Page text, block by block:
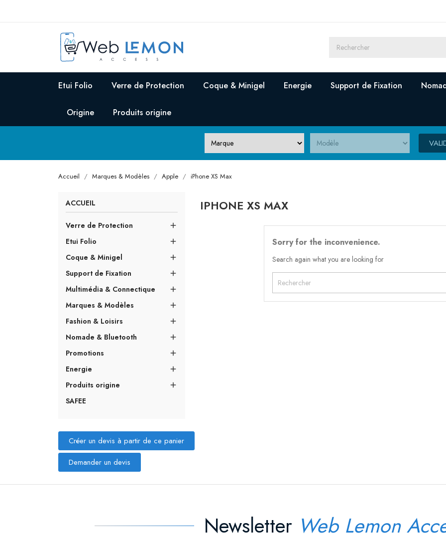
Etui Folio Verre de Protection Coque & Minigel Energie Support de Fixation
Origine Produits origine
Accueil Marques & Modèles Apple iPhone XS Max
ACCUEIL
Verre de Protection 
Etui Folio 
Coque & Minigel 
Support de Fixation 
Multimédia & Connectique 
Marques & Modèles 
Fashion & Loisirs 
Nomade & Bluetooth 
Promotions 
Energie 
Produits origine 
SAFEE
Créer un devis à partir de ce panier
Demander un devis
IPHONE XS MAX
Sorry for the inconvenience.
Search again what you are looking for
Newsletter Web Lemon